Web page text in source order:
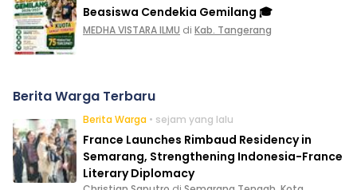
Beasiswa Cendekia Gemilang 🎓
MEDHA VISTARA ILMU di Kab. Tangerang
Berita Warga Terbaru
Berita Warga • sejam yang lalu
France Launches Rimbaud Residency in
Semarang, Strengthening Indonesia-France
Literary Diplomacy